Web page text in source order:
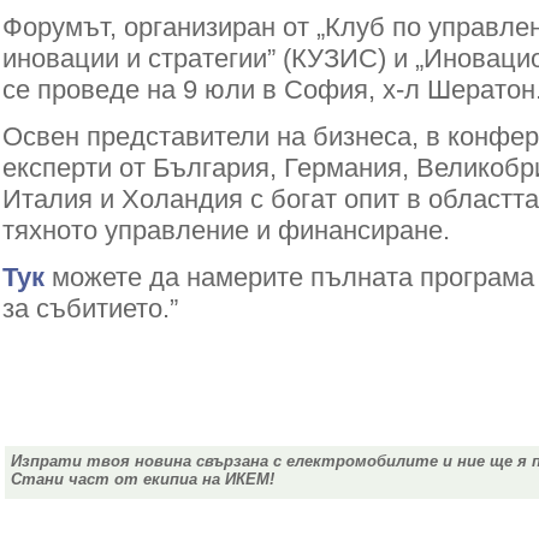
Форумът, организиран от „Клуб по
иновации и стратегии” (КУЗИС) и
се проведе на 9 юли в София, х-л
Освен представители на бизнеса, в
експерти от България, Германия,
Италия и Холандия с богат опит в
тяхното управление и финансиране.
Тук можете да намерите пълната
за събитието.”
Изпрати твоя новина свързана с електромобилите и ние ще я
Стани част от екипиа на ИКЕМ!